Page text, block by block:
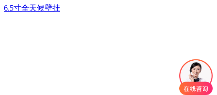
6.5寸全天候壁挂